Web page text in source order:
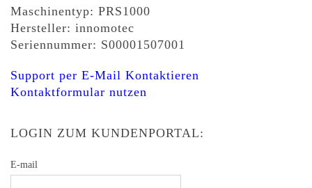
Maschinentyp: PRS1000
Hersteller: innomotec
Seriennummer: S00001507001
Support per E-Mail Kontaktieren
Kontaktformular nutzen
LOGIN ZUM KUNDENPORTAL:
E-mail